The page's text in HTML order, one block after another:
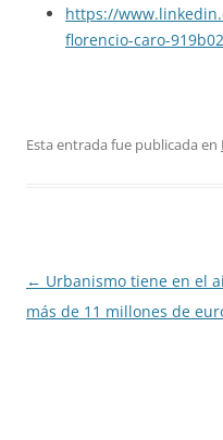
https://
florencio-caro-
Esta entrada fue publicada en
Navegación
de
← Urbanismo tiene en el
más de 11 millones de